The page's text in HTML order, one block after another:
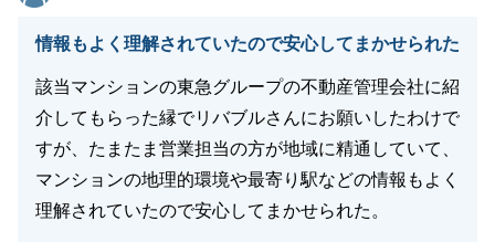
閉じる
情報もよく理解されていたので安心してまかせられた
該当マンションの東急グループの不動産管理会社に紹
介してもらった縁でリバブルさんにお願いしたわけで
すが、たまたま営業担当の方が地域に精通していて、
マンションの地理的環境や最寄り駅などの情報もよく
理解されていたので安心してまかせられた。